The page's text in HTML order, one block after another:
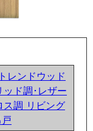
レンドウッド
ッド調･レザー
ス調 リビング